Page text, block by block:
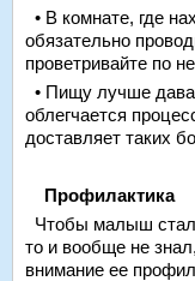
• В комнате, где
обязательно
проветривайте по
• Пищу лучше
облегчается
доставляет таких
Профилактика
Чтобы малыш
то и вообще не
внимание ее